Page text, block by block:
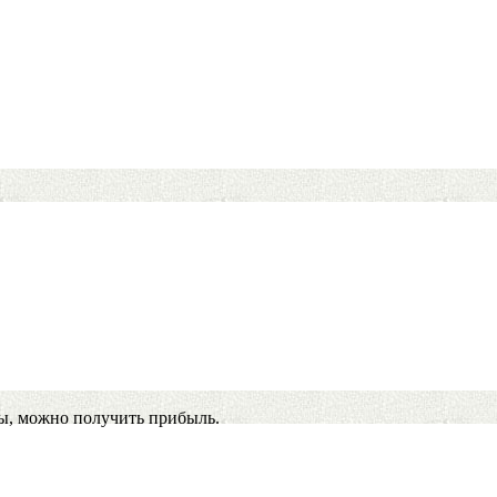
можно получить прибыль.